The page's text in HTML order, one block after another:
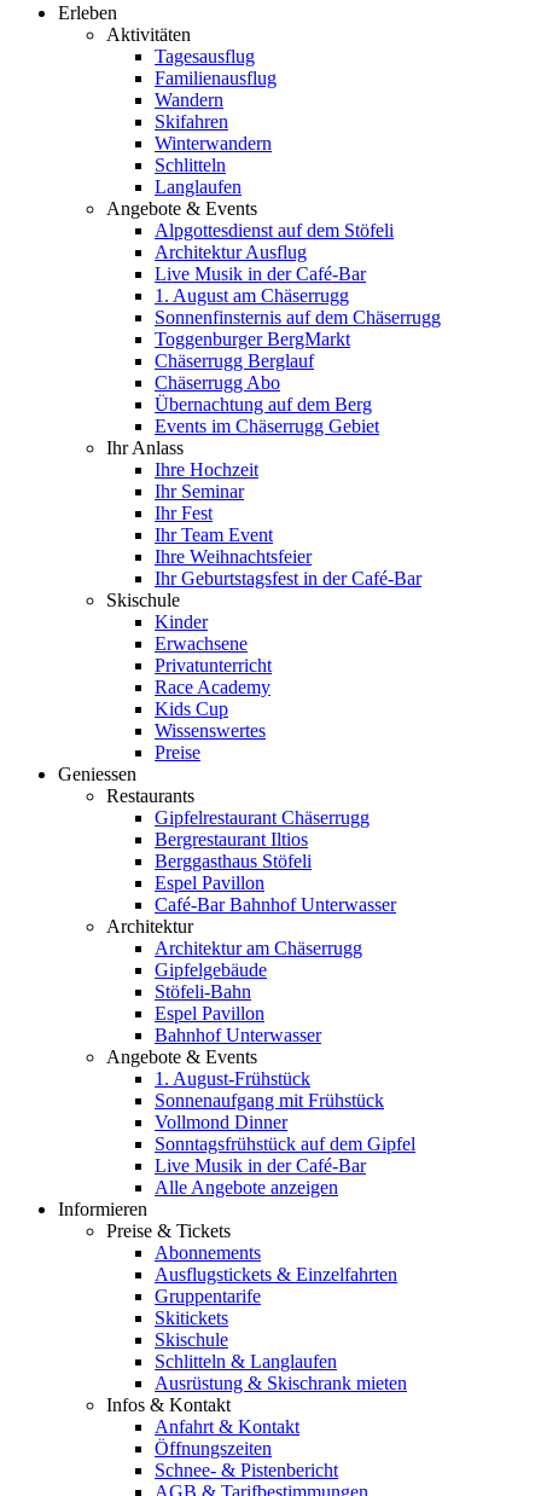
Erleben
Aktivitäten
Tagesausflug
Familienausflug
Wandern
Skifahren
Winterwandern
Schlitteln
Langlaufen
Angebote & Events
Alpgottesdienst auf dem Stöfeli
Architektur Ausflug
Live Musik in der Café-Bar
1. August am Chäserrugg
Sonnenfinsternis auf dem Chäserrugg
Toggenburger BergMarkt
Chäserrugg Berglauf
Chäserrugg Abo
Übernachtung auf dem Berg
Events im Chäserrugg Gebiet
Ihr Anlass
Ihre Hochzeit
Ihr Seminar
Ihr Fest
Ihr Team Event
Ihre Weihnachtsfeier
Ihr Geburtstagsfest in der Café-Bar
Skischule
Kinder
Erwachsene
Privatunterricht
Race Academy
Kids Cup
Wissenswertes
Preise
Geniessen
Restaurants
Gipfelrestaurant Chäserrugg
Bergrestaurant Iltios
Berggasthaus Stöfeli
Espel Pavillon
Café-Bar Bahnhof Unterwasser
Architektur
Architektur am Chäserrugg
Gipfelgebäude
Stöfeli-Bahn
Espel Pavillon
Bahnhof Unterwasser
Angebote & Events
1. August-Frühstück
Sonnenaufgang mit Frühstück
Vollmond Dinner
Sonntagsfrühstück auf dem Gipfel
Live Musik in der Café-Bar
Alle Angebote anzeigen
Informieren
Preise & Tickets
Abonnements
Ausflugstickets & Einzelfahrten
Gruppentarife
Skitickets
Skischule
Schlitteln & Langlaufen
Ausrüstung & Skischrank mieten
Infos & Kontakt
Anfahrt & Kontakt
Öffnungszeiten
Schnee- & Pistenbericht
AGB & Tarifbestimmungen